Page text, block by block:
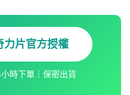
力片官方授權
時下單｜保密出貨